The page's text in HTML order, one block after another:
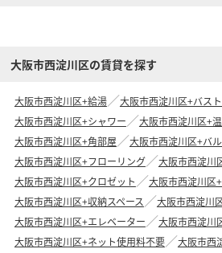
大阪市西淀川区の賃貸を探す
大阪市西淀川区+給湯
大阪市西淀川区+バス
大阪市西淀川区+シャワー
大阪市西淀川区+
大阪市西淀川区+角部屋
大阪市西淀川区+バ
大阪市西淀川区+フローリング
大阪市西淀川
大阪市西淀川区+クロゼット
大阪市西淀川区
大阪市西淀川区+収納スペース
大阪市西淀川
大阪市西淀川区+エレベーター
大阪市西淀川
大阪市西淀川区+ネット使用料不要
大阪市西